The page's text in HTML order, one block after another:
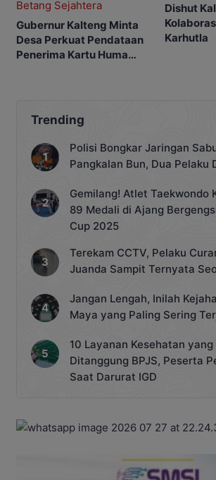
Gubernur Kalteng Minta
Desa Perkuat Pendataan
Penerima Kartu Huma
Dishut
Karhutla
Trending
Polisi Bongkar Jaringan
Pangkalan Bun, Dua Pelaku
Gemilang! Atlet Taekwondo
89 Medali di Ajang
Cup 2025
Terekam CCTV, Pelaku
Juanda Sampit Ternyata
Jangan Lengah, Inilah
Maya yang Paling Sering
10 Layanan Kesehatan
Ditanggung BPJS, Peserta
Saat Darurat IGD